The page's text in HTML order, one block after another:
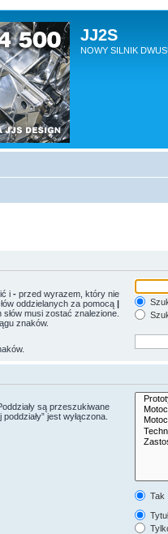
JJ2S
NOWY SILNIK
i - przed wyrazem, który nie
oddzielanych za pomocą |
musi zostać znalezione.
znaków.
są przeszukiwane
jest wyłączona.
Tak